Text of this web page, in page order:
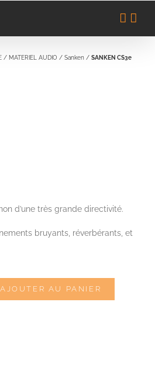
/ MATERIEL AUDIO / Sanken / SANKEN CS3e
d’une très grande directivité.
bruyants, réverbérants, et
AJOUTER AU PANIER